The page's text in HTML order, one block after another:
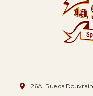
26A, Rue de Douvrain